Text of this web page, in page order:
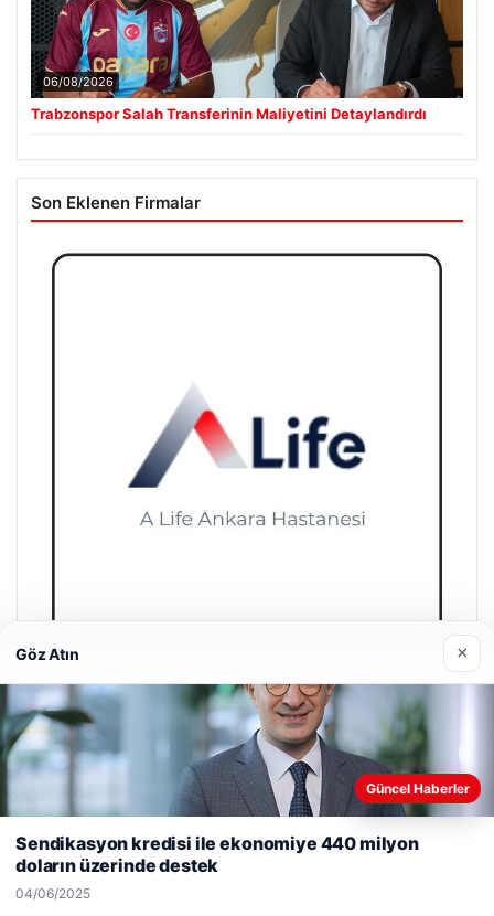
06/08/2026
Trabzonspor Salah Transferinin Maliyetini Detaylandırdı
Son Eklenen Firmalar
A Life Ankara Hastanesi
27/03/2026
© 2026 Son Gelişmeler | Güncel Haberler
Web sitemizi nasıl kullandığınızı daha iyi anlayabilmek,
kullanıyoruz.Çerez Politikamız
Göz Atın ×
Güncel Haberler
Sendikasyon kredisi ile ekonomiye 440 milyon
doların üzerinde destek
04/06/2025